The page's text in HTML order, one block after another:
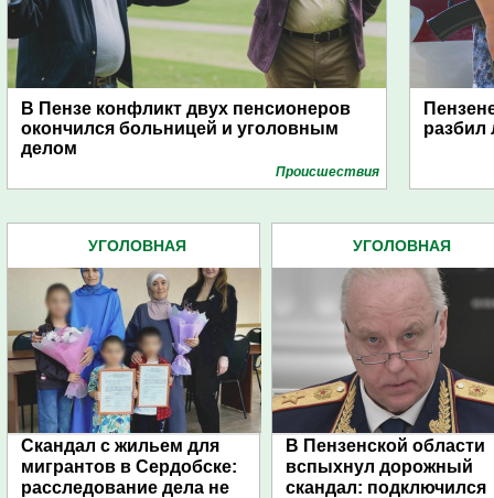
В Пензе конфликт двух пенсионеров
окончился больницей и уголовным
делом
Проиcшествия
разбил
УГОЛОВНАЯ
Скандал с жильем для
мигрантов в Сердобске:
расследование дела не
УГОЛОВНАЯ
В Пензенской области
вспыхнул дорожный
скандал: подключился